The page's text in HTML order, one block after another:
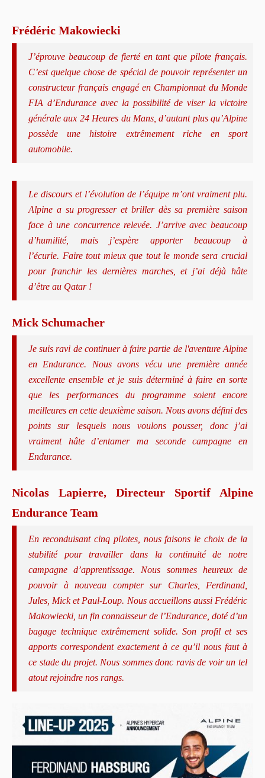
Frédéric Makowiecki
J’éprouve beaucoup de fierté en tant que pilote français.
C’est quelque chose de spécial de pouvoir représenter un
constructeur français engagé en Championnat du Monde
FIA d’Endurance avec la possibilité de viser la victoire
générale aux 24 Heures du Mans, d’autant plus qu’Alpine
possède une histoire extrêmement riche en sport
automobile.
Le discours et l’évolution de l’équipe m’ont vraiment plu.
Alpine a su progresser et briller dès sa première saison
face à une concurrence relevée. J’arrive avec beaucoup
d’humilité, mais j’espère apporter beaucoup à
l’écurie. Faire tout mieux que tout le monde sera crucial
pour franchir les dernières marches, et j’ai déjà hâte
d’être au Qatar !
Mick Schumacher
Je suis ravi de continuer à faire partie de l'aventure Alpine
en Endurance. Nous avons vécu une première année
excellente ensemble et je suis déterminé à faire en sorte
que les performances du programme soient encore
meilleures en cette deuxième saison. Nous avons défini des
points sur lesquels nous voulons pousser, donc j’ai
vraiment hâte d’entamer ma seconde campagne en
Endurance.
Nicolas Lapierre, Directeur Sportif Alpine
Endurance Team
En reconduisant cinq pilotes, nous faisons le choix de la
stabilité pour travailler dans la continuité de notre
campagne d’apprentissage. Nous sommes heureux de
pouvoir à nouveau compter sur Charles, Ferdinand,
Jules, Mick et Paul-Loup. Nous accueillons aussi Frédéric
Makowiecki, un fin connaisseur de l’Endurance, doté d’un
bagage technique extrêmement solide. Son profil et ses
apports correspondent exactement à ce qu’il nous faut à
ce stade du projet. Nous sommes donc ravis de voir un tel
atout rejoindre nos rangs.